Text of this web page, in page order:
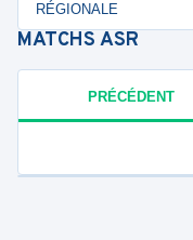
RÉGIONALE
MATCHS ASR
PRÉCÉDENT